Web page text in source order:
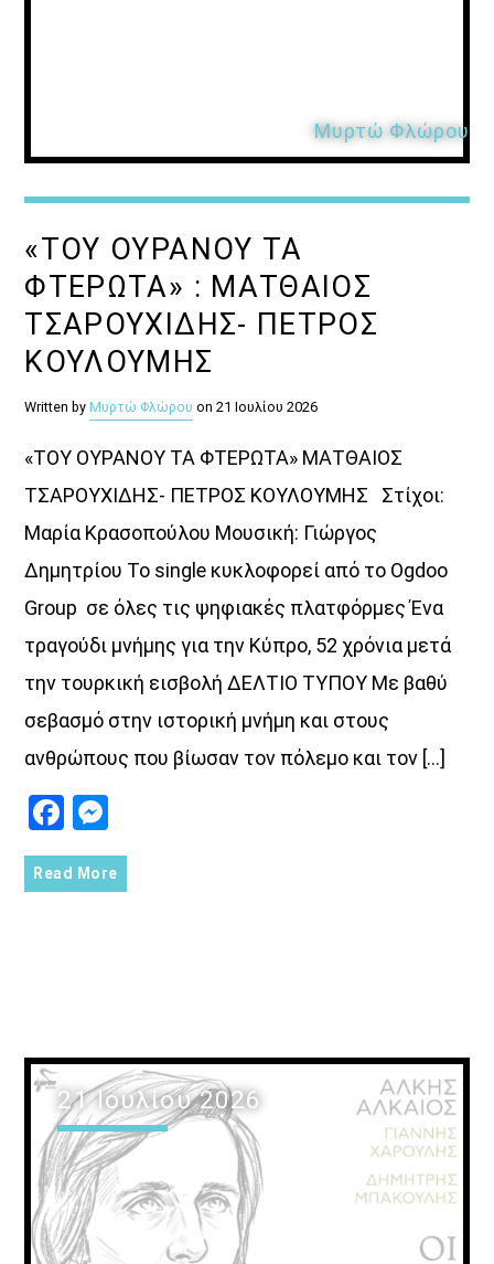
Μυρτώ Φλώρου
«ΤΟΥ ΟΥΡΑΝΟΥ ΤΑ
ΦΤΕΡΩΤΑ» : ΜΑΤΘΑΙΟΣ
ΤΣΑΡΟΥΧΙΔΗΣ- ΠΕΤΡΟΣ
ΚΟΥΛΟΥΜΗΣ
Written byΜυρτώ Φλώρου on 21 Ιουλίου 2026
«ΤΟΥ ΟΥΡΑΝΟΥ ΤΑ ΦΤΕΡΩΤΑ» ΜΑΤΘΑΙΟΣ
ΤΣΑΡΟΥΧΙΔΗΣ- ΠΕΤΡΟΣ ΚΟΥΛΟΥΜΗΣ Στίχοι:
Μαρία Κρασοπούλου Μουσική: Γιώργος
Δημητρίου Το single κυκλοφορεί από το Ogdoo
Group σε όλες τις ψηφιακές πλατφόρμες Ένα
τραγούδι μνήμης για την Κύπρο, 52 χρόνια μετά
την τουρκική εισβολή ΔΕΛΤΙΟ ΤΥΠΟΥ Με βαθύ
σεβασμό στην ιστορική μνήμη και στους
ανθρώπους που βίωσαν τον πόλεμο και τον […]
Facebook
Read More
21 Ιουλίου 2026